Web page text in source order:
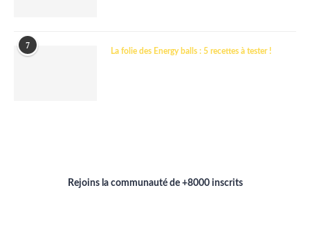
7
La folie des Energy balls : 5 recettes à tester !
Rejoins la communauté de +8000 inscrits